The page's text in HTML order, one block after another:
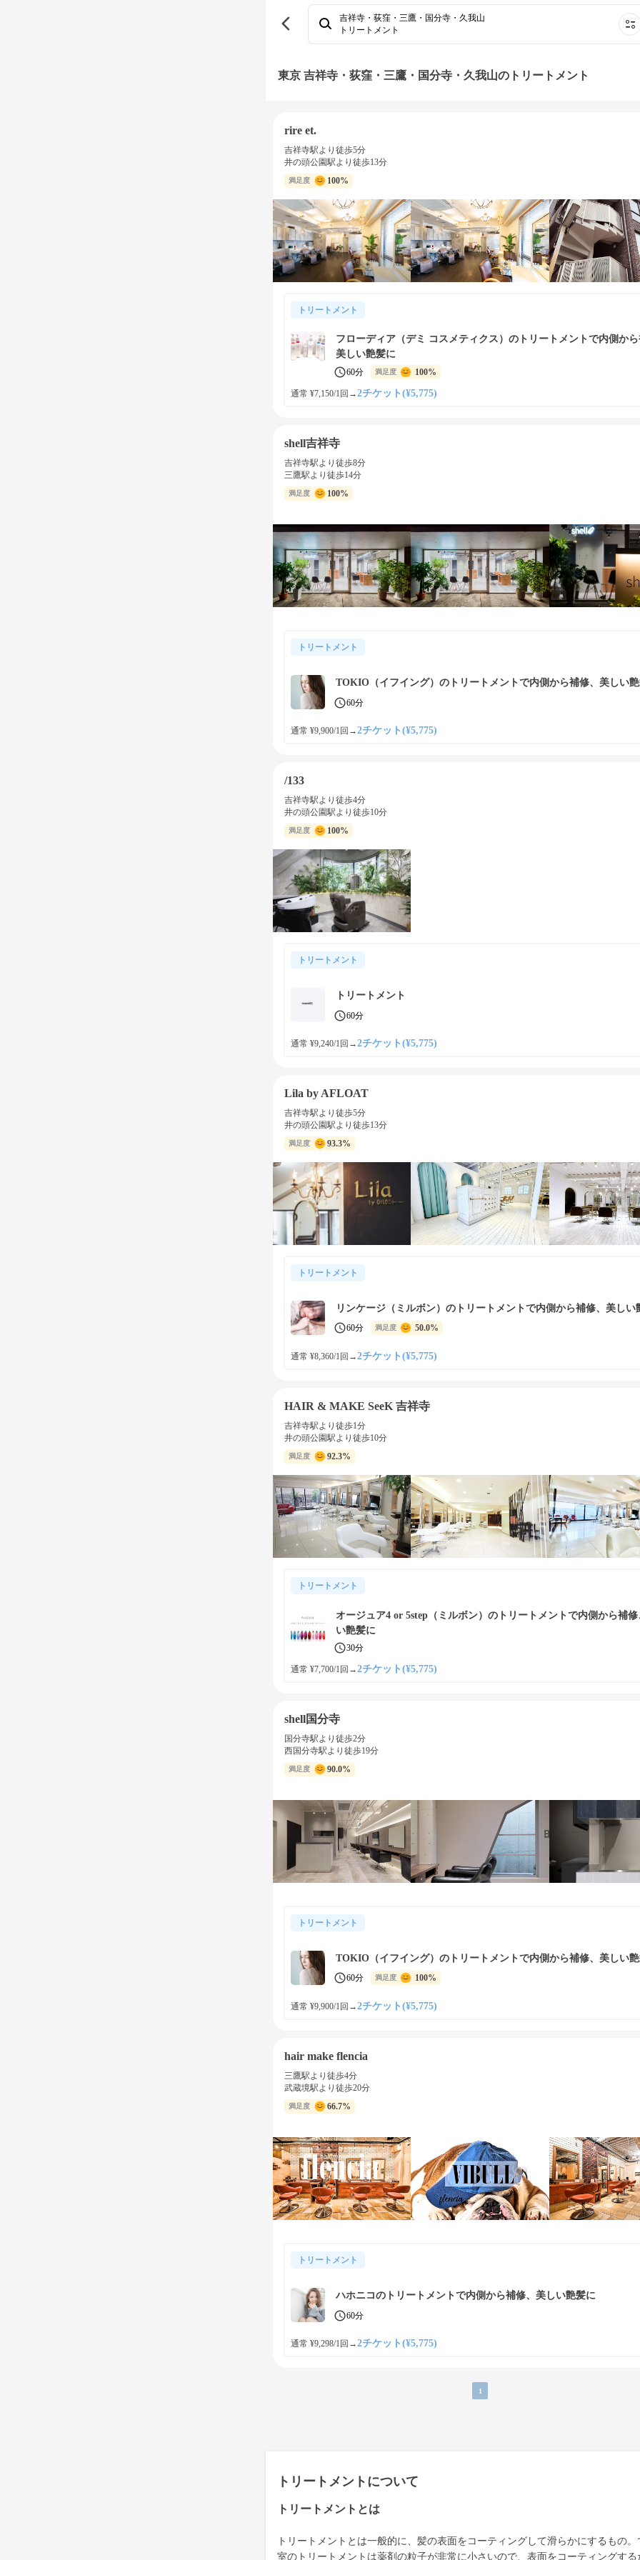
吉祥寺・荻窪・三鷹・国分寺・久我山
トリートメント
東京 吉祥寺・荻窪・三鷹・国分寺・久我山のトリートメント
rire et.
吉祥寺駅より徒歩5分
井の頭公園駅より徒歩13分
満足度 100%
トリートメント
フローディア（デミ コスメティクス）のトリートメントで内側か
美しい艶髪に
60分 満足度 100%
通常 ¥7,150/1回 →2チケット(¥5,775)
shell吉祥寺
吉祥寺駅より徒歩8分
三鷹駅より徒歩14分
満足度 100%
トリートメント
TOKIO（イフイング）のトリートメントで内側から補修、美しい
60分
通常 ¥9,900/1回 →2チケット(¥5,775)
/133
吉祥寺駅より徒歩4分
井の頭公園駅より徒歩10分
満足度 100%
トリートメント
トリートメント
60分
通常 ¥9,240/1回 →2チケット(¥5,775)
Lila by AFLOAT
吉祥寺駅より徒歩5分
井の頭公園駅より徒歩13分
満足度 93.3%
トリートメント
リンケージ（ミルボン）のトリートメントで内側から補修、美しい
60分 満足度 50.0%
通常 ¥8,360/1回 →2チケット(¥5,775)
HAIR & MAKE SeeK 吉祥寺
吉祥寺駅より徒歩1分
井の頭公園駅より徒歩10分
満足度 92.3%
トリートメント
オージュア4 or 5step（ミルボン）のトリートメントで内側から補修
い艶髪に
30分
通常 ¥7,700/1回 →2チケット(¥5,775)
shell国分寺
国分寺駅より徒歩2分
西国分寺駅より徒歩19分
満足度 90.0%
トリートメント
TOKIO（イフイング）のトリートメントで内側から補修、美しい
60分 満足度 100%
通常 ¥9,900/1回 →2チケット(¥5,775)
hair make flencia
三鷹駅より徒歩4分
武蔵境駅より徒歩20分
満足度 66.7%
トリートメント
ハホニコのトリートメントで内側から補修、美しい艶髪に
60分
通常 ¥9,298/1回 →2チケット(¥5,775)
1
トリートメントについて
トリートメントとは
トリートメントとは一般的に、髪の表面をコーティングして滑らかにするもの。
室のトリートメントは薬剤の粒子が非常に小さいので、表面をコーティングする